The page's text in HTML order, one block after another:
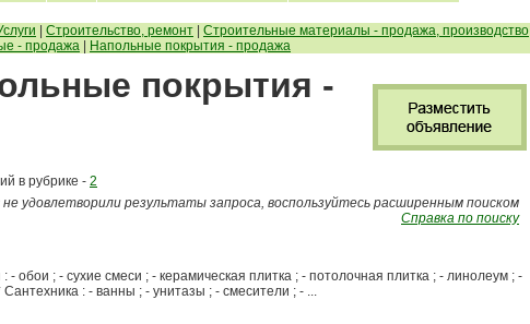
Строительство, ремонт Строительные материалы - продажа, производство
- продажа
Напольные покрытия - продажа
покрытия -
в рубрике - 2
удовлетворили результаты запроса, воспользуйтесь расширенным поиском
Справка по поиску
обои ; - сухие смеси ; - керамическая плитка ; - потолочная плитка ; - линолеум ; -
: - ванны ; - унитазы ; - смесители ; - ...